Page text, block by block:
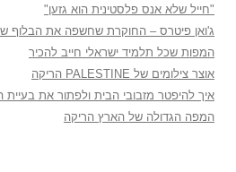
"חייל שלא אנס פלסטינית הוא גזען"
ג'ואן פיטרס – החוקרת שחשפה את הבלוף
המפות שכל תלמיד ישראלי חייב להכיר
אוצר צילומים של PALESTINE הריקה
איך להיפטר מזבובי הבית ולפתור את בעיית
המפה הגדולה של הארץ הריקה